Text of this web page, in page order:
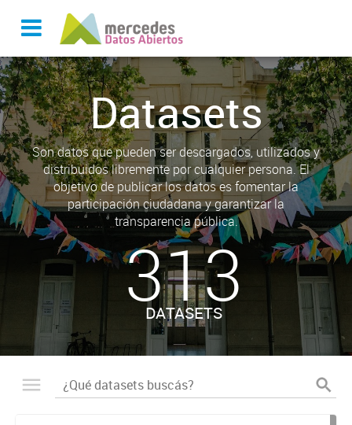
Datasets
Son datos que pueden ser descargados, utilizados y
distribuidos libremente por cualquier persona. El
objetivo de publicar los datos es fomentar la
participación ciudadana y garantizar la
transparencia pública.
313
DATASETS